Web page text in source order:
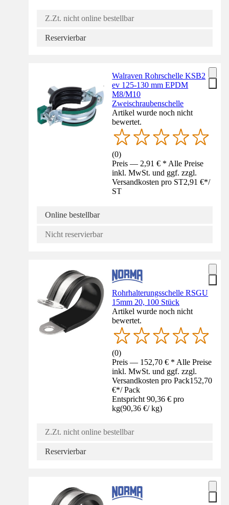
Z.Zt. nicht online bestellbar
Reservierbar
Walraven Rohrschelle KSB2
ev 125-130 mm EPDM
M8/M10
Zweischraubenschelle
Artikel wurde noch nicht
bewertet.
(0)
Preis — 2,91 € * Alle Preise
inkl. MwSt. und ggf. zzgl.
Versandkosten pro ST2,91 €*/
ST
Online bestellbar
Nicht reservierbar
Rohrhalterungsschelle RSGU
15mm 20, 100 Stück
Artikel wurde noch nicht
bewertet.
(0)
Preis — 152,70 € * Alle Preise
inkl. MwSt. und ggf. zzgl.
Versandkosten pro Pack152,70
€*/ Pack
Entspricht 90,36 € pro
kg(90,36 €/ kg)
Z.Zt. nicht online bestellbar
Reservierbar